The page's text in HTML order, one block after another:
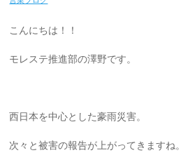
こんにちは！！
モレステ推進部の澤野です。
西日本を中心とした豪雨災害。
次々と被害の報告が上がってきますね。